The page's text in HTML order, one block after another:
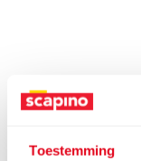
Toestemming